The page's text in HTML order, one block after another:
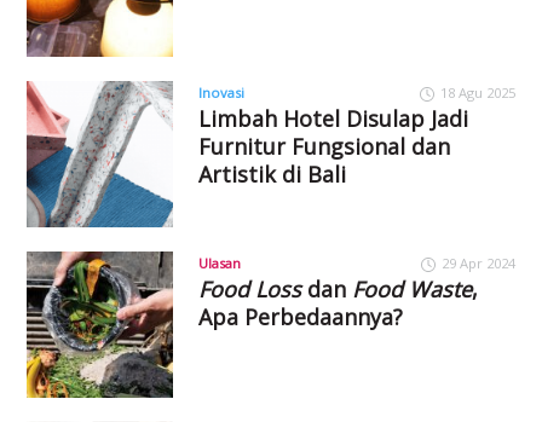
Inovasi 18 Agu 2025
Limbah Hotel Disulap Jadi
Furnitur Fungsional dan
Artistik di Bali
Ulasan 29 Apr 2024
Food Lossdan Food Waste,
Apa Perbedaannya?